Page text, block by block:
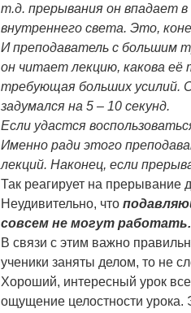
т.д. прерывания он впадает
внутреннего света. Это,
И преподаватель с большим
он читает лекцию, какова её
требующая больших усилий.
задумался на 5 – 10 секунд.
Если удастся
Именно ради этого
лекций. Наконец, если
Так реагирует на прерывание
Неудивительно, что
совсем не могут работать.
В связи с этим важно
ученики заняты делом, то не
Хороший, интересный урок
ощущение целостности урока.